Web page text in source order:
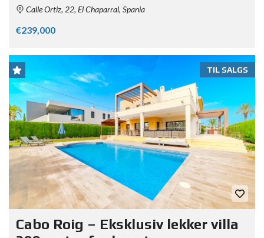
Calle Ortiz, 22, El Chaparral, Spania
€239,000
TIL SALGS
Cabo Roig – Eksklusiv lekker villa